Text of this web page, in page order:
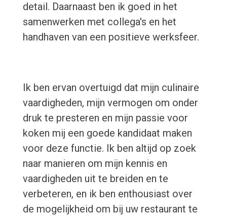
detail. Daarnaast ben ik goed in het
samenwerken met collega's en het
handhaven van een positieve werksfeer.
Ik ben ervan overtuigd dat mijn culinaire
vaardigheden, mijn vermogen om onder
druk te presteren en mijn passie voor
koken mij een goede kandidaat maken
voor deze functie. Ik ben altijd op zoek
naar manieren om mijn kennis en
vaardigheden uit te breiden en te
verbeteren, en ik ben enthousiast over
de mogelijkheid om bij uw restaurant te